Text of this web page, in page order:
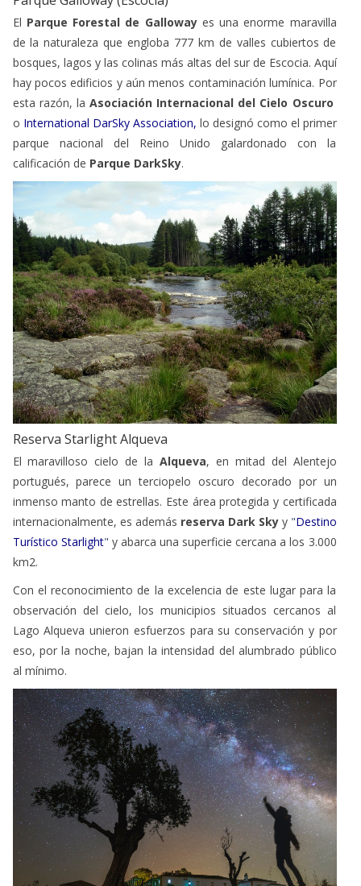
Parque Forestal de Galloway
de la naturaleza que engloba 777 km de valles cubiertos de
bosques, lagos y las colinas más altas del sur de Escocia. Aquí
hay pocos edificios y aún menos contaminación lumínica. Por
esta razón, la
Asociación Internacional del Cielo Oscuro
International DarSky Association
parque nacional del Reino Unido galardonado con la
calificación de
Reserva Starlight Alqueva
El maravilloso cielo de la
portugués, parece un terciopelo oscuro decorado por un
inmenso manto de estrellas. Este área protegida y certificada
reserva Dark Sky
y abarca una superficie cercana a los 3.000
observación del cielo, los municipios situados cercanos al
Lago Alqueva unieron esfuerzos para su conservación y por
eso, por la noche, bajan la intensidad del alumbrado público
al mínimo.